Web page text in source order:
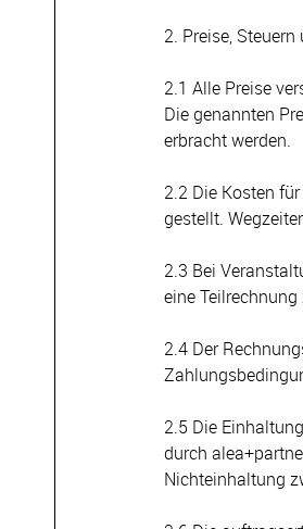
2. Preise,
2.1 Alle Preise
Die genannten
erbracht werden.
2.2 Die Kosten
gestellt.
2.3 Bei
eine Teilrechnung
2.4 Der
2.5 Die
durch
Nichteinhaltung